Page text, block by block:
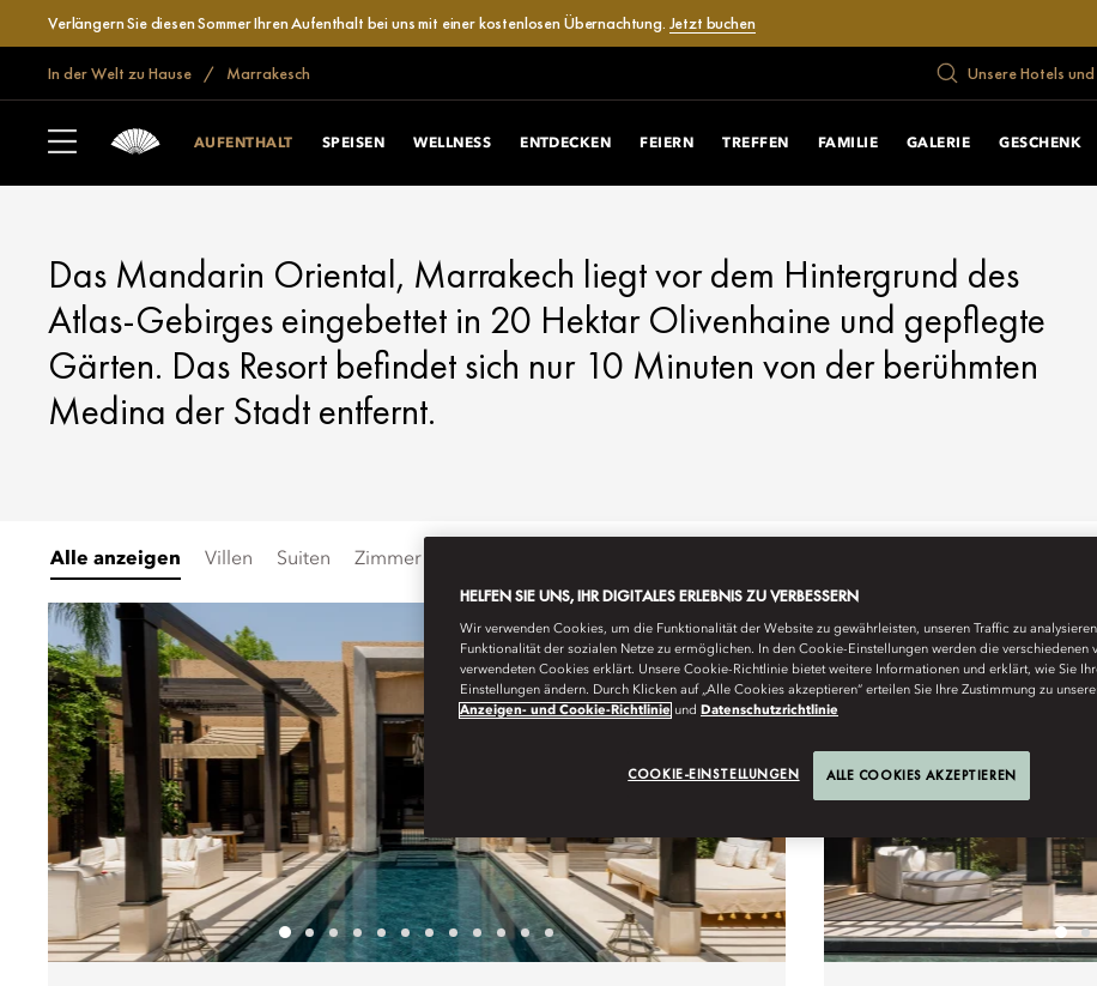
Verlängern Sie diesen Sommer Ihren Aufenthalt bei uns mit einer kostenlosen Übernachtung. Jetzt buchen
In der Welt zu Hause Marrakesch Unsere Hotels
AUFENTHALT SPEISEN WELLNESS ENTDECKEN FEIERN TREFFEN FAMILIE GALERIE GESCHENK
MARRAKESCH
AUFENTHALT
Das Mandarin Oriental, Marrakech liegt vor dem Hintergrund des
Atlas-Gebirges eingebettet in 20 Hektar Olivenhaine und gepflegte
Gärten. Das Resort befindet sich nur 10 Minuten von der berühmten
Medina der Stadt entfernt.
Alle anzeigen Villen Suiten Zimmer mit Verbindungstür
HELFEN SIE UNS, IHR DIGITALES ERLEBNIS ZU VERBESSERN
Wir verwenden Cookies, um die Funktionalität der Website zu gewährleisten, unseren Traffic zu
Funktionalität der sozialen Netze zu ermöglichen. In den Cookie-Einstellungen werden die verschiedenen
verwendeten Cookies erklärt. Unsere Cookie-Richtlinie bietet weitere Informationen und erklärt, wie Sie
Einstellungen ändern. Durch Klicken auf „Alle Cookies akzeptieren“ erteilen Sie Ihre Zustimmung zu
Anzeigen- und Cookie-Richtlinie und Datenschutzrichtlinie
COOKIE-EINSTELLUNGEN ALLE COOKIES AKZEPTIEREN